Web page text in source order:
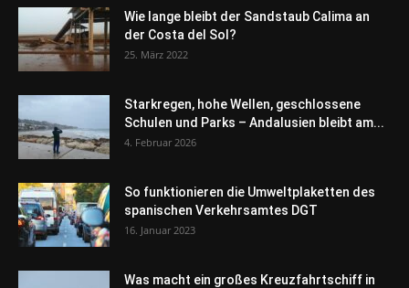
Wie lange bleibt der Sandstaub Calima an
der Costa del Sol?
25. März 2022
Starkregen, hohe Wellen, geschlossene
Schulen und Parks – Andalusien bleibt am...
4. Februar 2026
So funktionieren die Umweltplaketten des
spanischen Verkehrsamtes DGT
16. Januar 2023
Was macht ein großes Kreuzfahrtschiff in